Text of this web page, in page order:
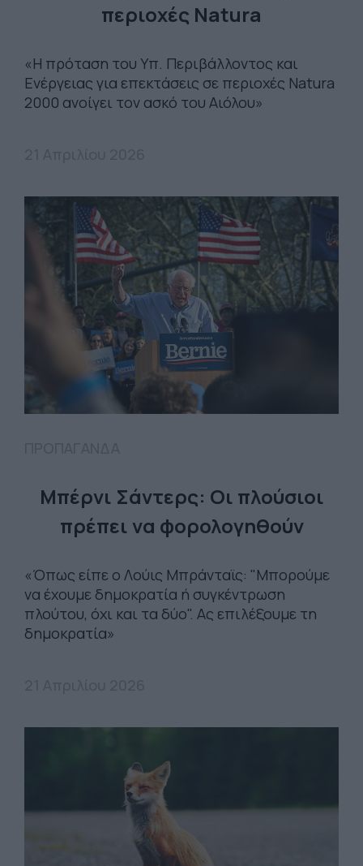
περιοχές Natura
«Η πρόταση του Υπ. Περιβάλλοντος και
Ενέργειας για επεκτάσεις σε περιοχές Natura
2000 ανοίγει τον ασκό του Αιόλου»
Μπέρνι Σάντερς: Oι πλούσιοι
πρέπει να φορολογηθούν
«Όπως είπε ο Λούις Μπράνταϊς: "Μπορούμε
να έχουμε δημοκρατία ή συγκέντρωση
πλούτου, όχι και τα δύο". Ας επιλέξουμε τη
δημοκρατία»